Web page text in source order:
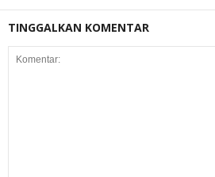
TINGGALKAN KOMENTAR